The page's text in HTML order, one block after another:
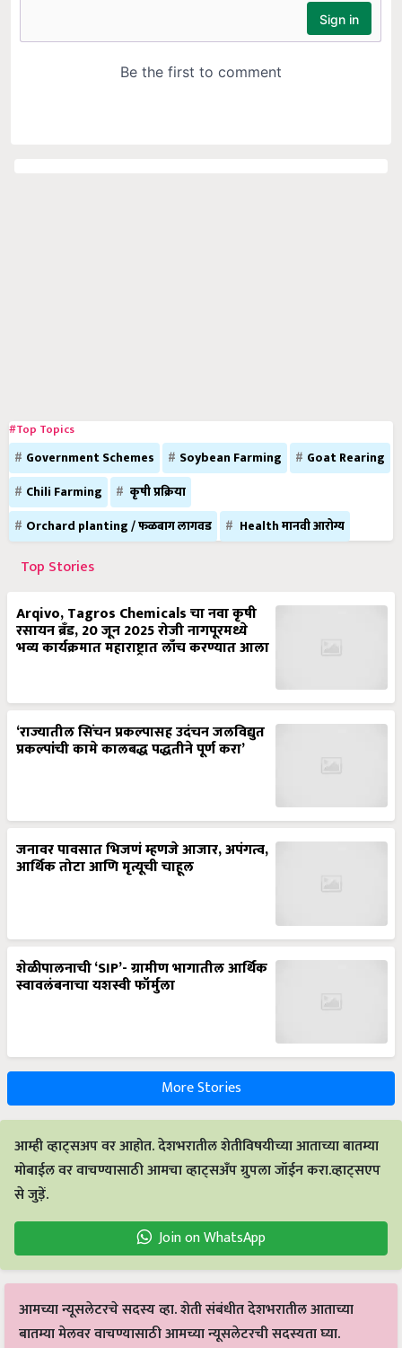
#Top Topics
Government Schemes Soybean Farming
Goat Rearing
Chili Farming
कृषी प्रक्रिया
Orchard planting / फळबाग लागवड
Health मानवी आरोग्य
Top Stories
Arqivo, Tagros Chemicals चा नवा कृषी
रसायन ब्रँड, 20 जून 2025 रोजी नागपूरमध्ये
भव्य कार्यक्रमात महाराष्ट्रात लाँच करण्यात आला
‘राज्यातील सिंचन प्रकल्पासह उदंचन जलविद्युत
प्रकल्पांची कामे कालबद्ध पद्धतीने पूर्ण करा’
जनावर पावसात भिजणं म्हणजे आजार, अपंगत्व,
आर्थिक तोटा आणि मृत्यूची चाहूल
शेळीपालनाची ‘SIP’- ग्रामीण भागातील आर्थिक
स्वावलंबनाचा यशस्वी फॉर्मुला
More Stories
आम्ही व्हाट्सअप वर आहोत. देशभरातील शेतीविषयीच्या आताच्या बातम्या
मोबाईल वर वाचण्यासाठी आमचा व्हाट्सअँप ग्रुपला जॉईन करा.व्हाट्सएप
से जुड़ें.
Join on WhatsApp
आमच्या न्यूसलेटरचे सदस्य व्हा. शेती संबंधीत देशभरातील आताच्या
बातम्या मेलवर वाचण्यासाठी आमच्या न्यूसलेटरची सदस्यता घ्या.